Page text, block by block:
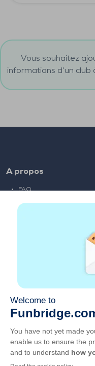
Vous souhaitez
informations d’un club
A propos
FAQ
Liens partenaires
CGU
Vie privée
Gérer les cookies